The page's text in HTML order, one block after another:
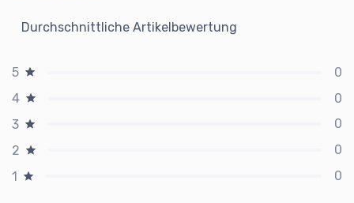
Durchschnittliche Artikelbewertung
5
0
4
0
3
0
2
0
1
0